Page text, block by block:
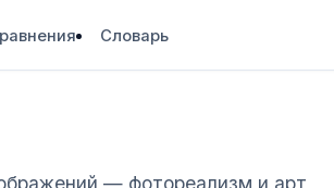
Словарь
— фотореализм и арт